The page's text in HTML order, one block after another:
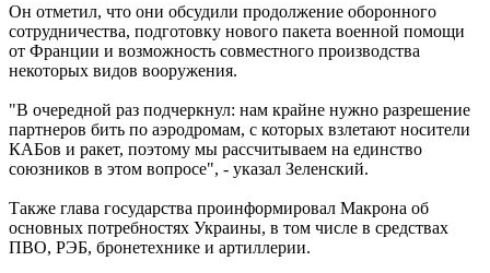
Он отметил, что они обсудили продолжение оборонного
сотрудничества, подготовку нового пакета военной помощи
от Франции и возможность совместного производства
некоторых видов вооружения.
"В очередной раз подчеркнул: нам крайне нужно разрешение
партнеров бить по аэродромам, с которых взлетают носители
КАБов и ракет, поэтому мы рассчитываем на единство
союзников в этом вопросе", - указал Зеленский.
Также глава государства проинформировал Макрона об
основных потребностях Украины, в том числе в средствах
ПВО, РЭБ, бронетехнике и артиллерии.